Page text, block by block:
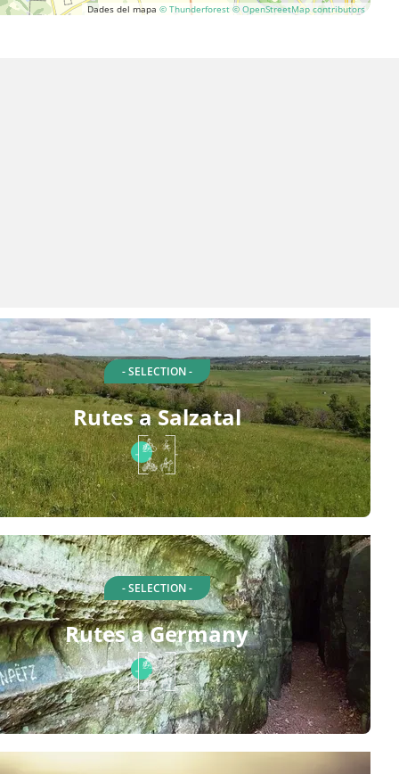
Dades del mapa © Thunderforest © OpenStreetMap contributors
- SELECTION -
Rutes a Salzatal
- SELECTION -
Rutes a Germany